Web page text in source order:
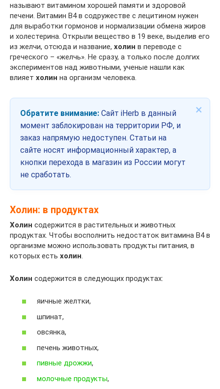
называют витамином хорошей памяти и здоровой
печени. Витамин B4 в содружестве с лецитином нужен
для выработки гормонов и нормализации обмена жиров
и холестерина. Открыли вещество в 19 веке, выделив его
из желчи, отсюда и название, холин в переводе с
греческого – «желчь». Не сразу, а только после долгих
экспериментов над животными, ученые нашли как
влияет холин на организм человека.
×
Обратите внимание: Сайт iHerb в данный
момент заблокирован на территории РФ, и
заказ напрямую недоступен. Статьи на
сайте носят информационный характер, а
кнопки перехода в магазин из России могут
не сработать.
Холин: в продуктах
Холин содержится в растительных и животных
продуктах. Чтобы восполнить недостаток витамина В4 в
организме можно использовать продукты питания, в
которых есть холин
Холин содержится в следующих продуктах:
яичные желтки,
шпинат,
овсянка,
печень животных,
пивные дрожжи,
молочные продукты,